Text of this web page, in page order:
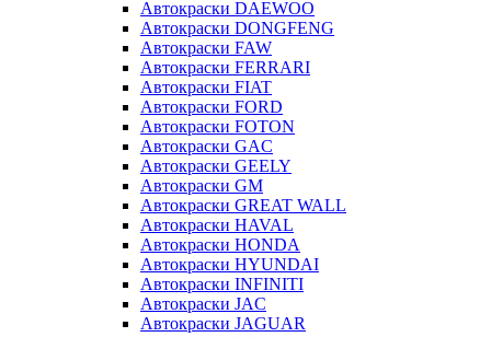
Автокраски DAEWOO
Автокраски DONGFENG
Автокраски FAW
Автокраски FERRARI
Автокраски FIAT
Автокраски FORD
Автокраски FOTON
Автокраски GAC
Автокраски GEELY
Автокраски GM
Автокраски GREAT WALL
Автокраски HAVAL
Автокраски HONDA
Автокраски HYUNDAI
Автокраски INFINITI
Автокраски JAC
Автокраски JAGUAR